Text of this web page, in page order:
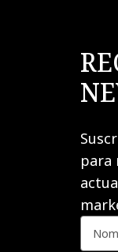
para